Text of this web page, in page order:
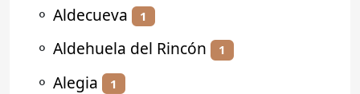
⚬ Aldecueva 1
⚬ Aldehuela del Rincón 1
⚬ Alegia 1